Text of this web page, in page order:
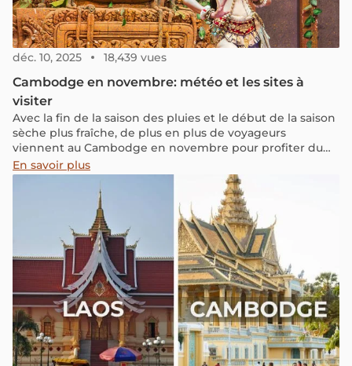
déc. 10, 2025 18,439 vues
Cambodge en novembre: météo et les sites à
visiter
Avec la fin de la saison des pluies et le début de la saison
sèche plus fraîche, de plus en plus de voyageurs
viennent au Cambodge en novembre pour profiter du
temps doux et ensoleillé. Continuez à lire pour connaître
la météo du Cambodge en novembre, y compris les
températures moyennes et les précipitations, ainsi que
des conseils de voyage sur ce qu'il faut porter et les
meilleurs endroits à visiter.
En savoir plus